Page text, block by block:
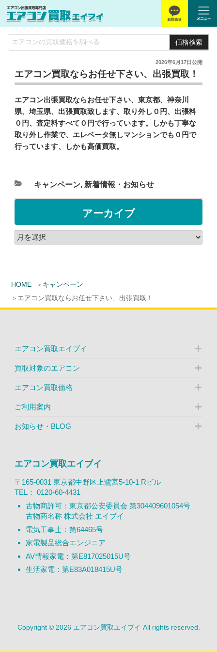
価格検索
HOME
キャンペーン
エアコン買取ならお任せ下さい、出張買取！
2026年6月17日公開
エアコン買取ならお任せ下さい、出張買取！
エアコン出張買取ならお任せ下さい、東京都、神奈川
県、埼玉県、出張買取致します、取り外し０円、出張料
０円、査定料すべて０円で行っています。しかも丁寧な
取り外し作業で、 エレベータ無しマンションでも０円で
行っています、しかも高価買取。
キャンペーン, 新着情報・お知らせ
アーカイブ
エアコン買取エイブイ
買取対象のエアコン
エアコン買取価格
ご利用案内
お知らせ・BLOG
エアコン買取エイブイ
〒165-0031 東京都中野区上鷺宮5-10-1 Rビル
TEL： 0120-60-4431
古物商許可：東京都公安委員会 第304409601054号
古物商名称 株式会社 エイブイ
電気工事士：第64465号
家電製品総合エンジニア
AV情報家電：第E817025015U号
生活家電：第E83A018415U号
Copyright © 2026 エアコン買取エイブイ All rights reserved.